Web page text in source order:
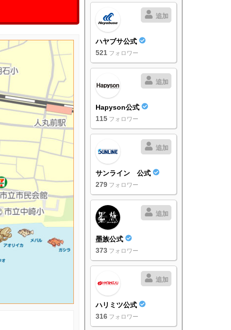
追加
ハヤブサ公式
521 フォロワー
追加
Hapyson公式
115 フォロワー
追加
サンライン 公式
279 フォロワー
追加
墨族公式
373 フォロワー
追加
ハリミツ公式
316 フォロワー